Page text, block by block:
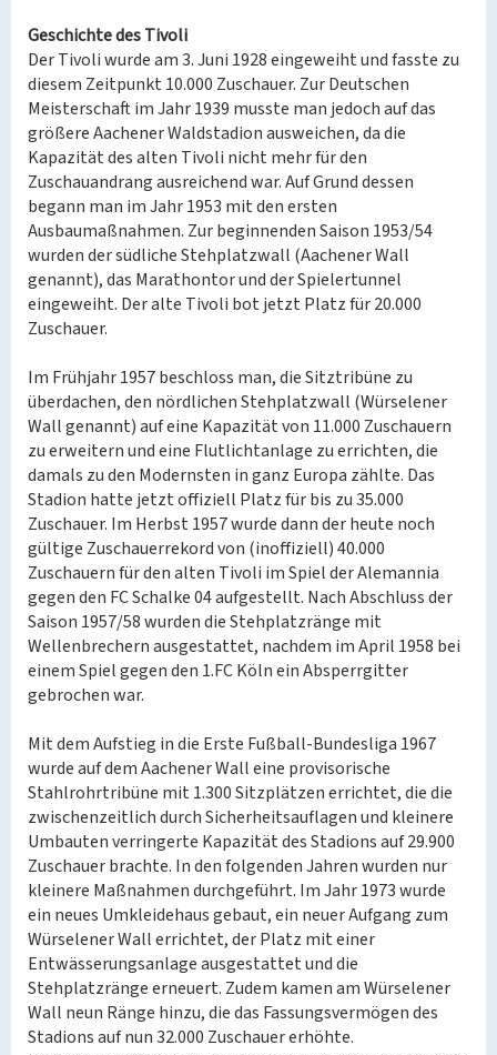
Geschichte des Tivoli
Der Tivoli wurde am 3. Juni 1928 eingeweiht und fasste zu
diesem Zeitpunkt 10.000 Zuschauer. Zur Deutschen
Meisterschaft im Jahr 1939 musste man jedoch auf das
größere Aachener Waldstadion ausweichen, da die
Kapazität des alten Tivoli nicht mehr für den
Zuschauandrang ausreichend war. Auf Grund dessen
begann man im Jahr 1953 mit den ersten
Ausbaumaßnahmen. Zur beginnenden Saison 1953/54
wurden der südliche Stehplatzwall (Aachener Wall
genannt), das Marathontor und der Spielertunnel
eingeweiht. Der alte Tivoli bot jetzt Platz für 20.000
Zuschauer.
Im Frühjahr 1957 beschloss man, die Sitztribüne zu
überdachen, den nördlichen Stehplatzwall (Würselener
Wall genannt) auf eine Kapazität von 11.000 Zuschauern
zu erweitern und eine Flutlichtanlage zu errichten, die
damals zu den Modernsten in ganz Europa zählte. Das
Stadion hatte jetzt offiziell Platz für bis zu 35.000
Zuschauer. Im Herbst 1957 wurde dann der heute noch
gültige Zuschauerrekord von (inoffiziell) 40.000
Zuschauern für den alten Tivoli im Spiel der Alemannia
gegen den FC Schalke 04 aufgestellt. Nach Abschluss der
Saison 1957/58 wurden die Stehplatzränge mit
Wellenbrechern ausgestattet, nachdem im April 1958 bei
einem Spiel gegen den 1.FC Köln ein Absperrgitter
gebrochen war.
Mit dem Aufstieg in die Erste Fußball-Bundesliga 1967
wurde auf dem Aachener Wall eine provisorische
Stahlrohrtribüne mit 1.300 Sitzplätzen errichtet, die die
zwischenzeitlich durch Sicherheitsauflagen und kleinere
Umbauten verringerte Kapazität des Stadions auf 29.900
Zuschauer brachte. In den folgenden Jahren wurden nur
kleinere Maßnahmen durchgeführt. Im Jahr 1973 wurde
ein neues Umkleidehaus gebaut, ein neuer Aufgang zum
Würselener Wall errichtet, der Platz mit einer
Entwässerungsanlage ausgestattet und die
Stehplatzränge erneuert. Zudem kamen am Würselener
Wall neun Ränge hinzu, die das Fassungsvermögen des
Stadions auf nun 32.000 Zuschauer erhöhte.